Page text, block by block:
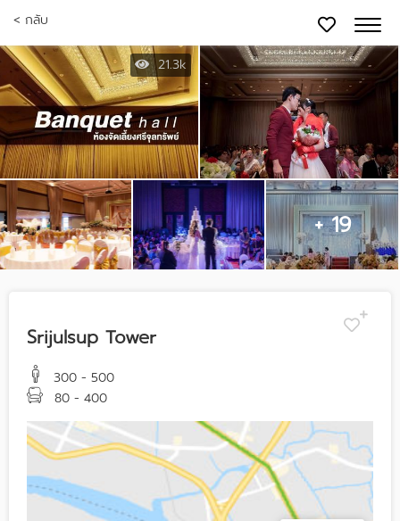
< กลับ
21.3k
+ 19
Srijulsup Tower
300 - 500
80 - 400